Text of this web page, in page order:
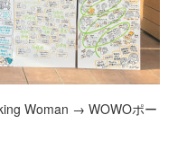
Woman → WOWOポー